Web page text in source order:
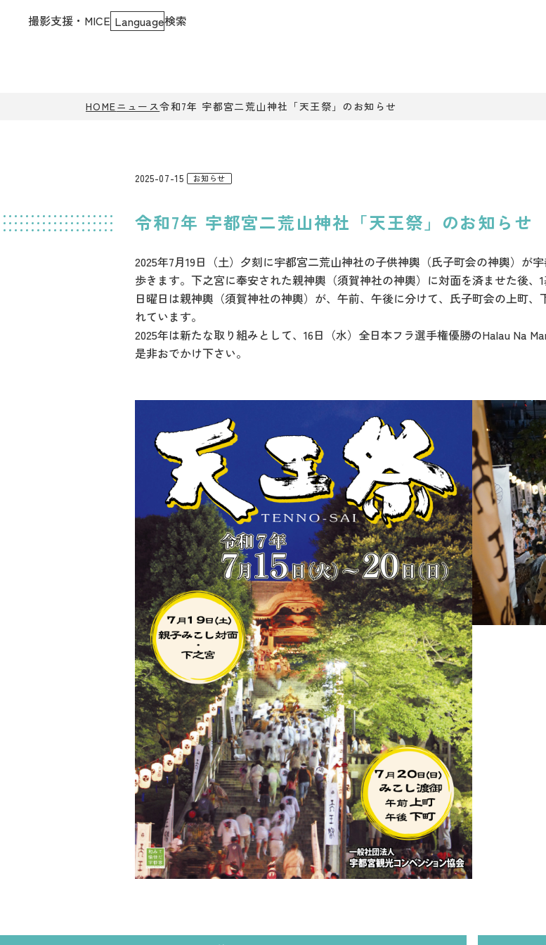
撮影支援・MICE Language検索
HOMEニュース令和7年 宇都宮二荒山神社「天王祭」のお知らせ
令和7年 宇都宮二荒山神社「天王祭」のお知らせ
2025-07-15 お知らせ
2025年7月19日（土）夕刻に宇都宮二荒山神社の子供神輿（氏子町会の神輿）が
歩きます。下之宮に奉安された親神輿（須賀神社の神輿）に対面を済ませた後、
日曜日は親神輿（須賀神社の神輿）が、午前、午後に分けて、氏子町会の上町
れています。
2025年は新たな取り組みとして、16日（水）全日本フラ選手権優勝のHalau Na
是非おでかけ下さい。